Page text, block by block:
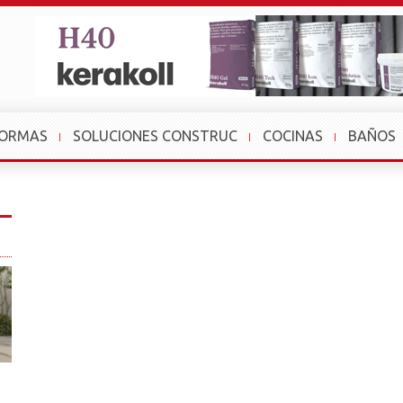
SOLUCIONES CONSTRUC COCINAS BAÑOS